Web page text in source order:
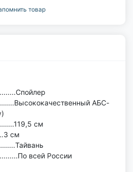
товар
АБС-
см
см
всей России